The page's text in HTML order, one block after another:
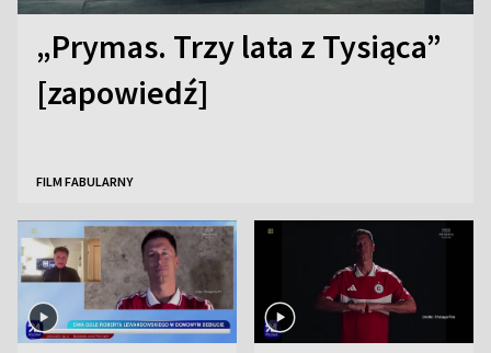
„Prymas. Trzy lata z Tysiąca”
[zapowiedź]
FILM FABULARNY